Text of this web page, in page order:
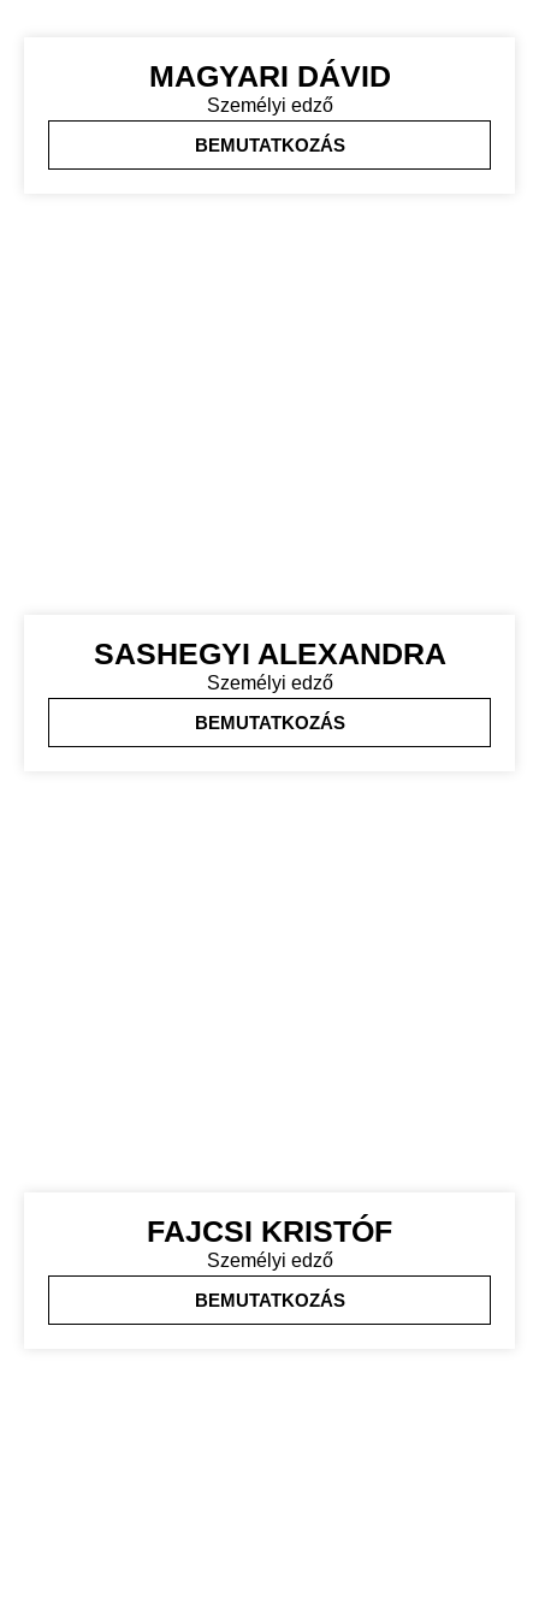
MAGYARI DÁVID
Személyi edző
BEMUTATKOZÁS
SASHEGYI ALEXANDRA
Személyi edző
BEMUTATKOZÁS
FAJCSI KRISTÓF
Személyi edző
BEMUTATKOZÁS